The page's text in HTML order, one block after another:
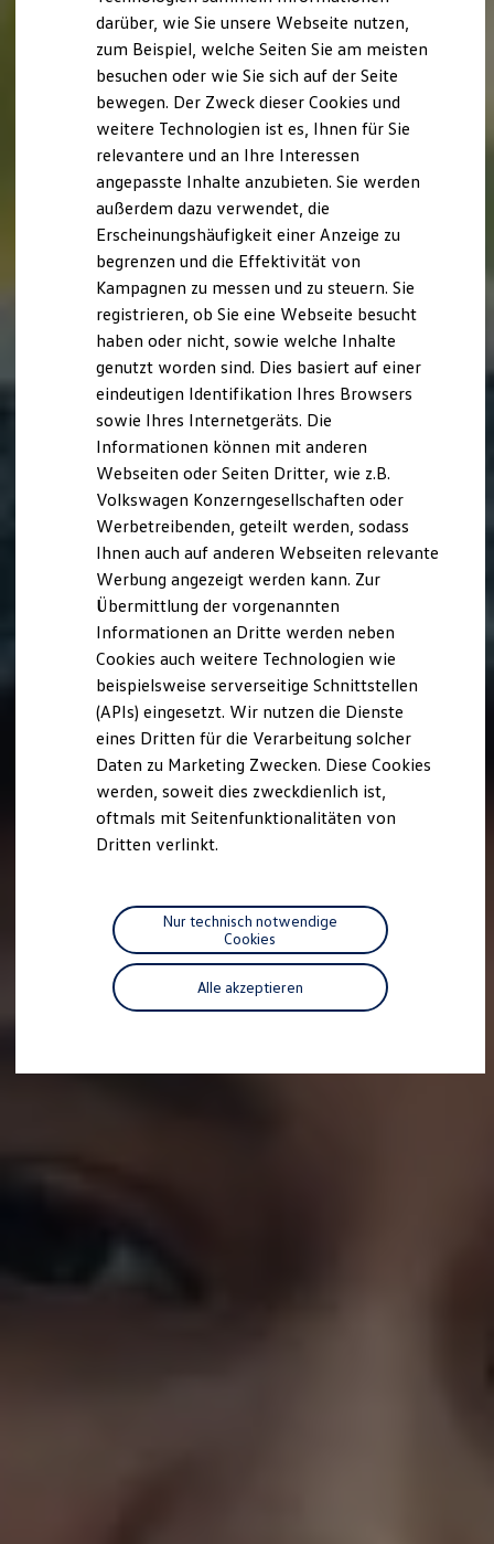
Technologie
Kosten und Kauf
Verbrauchskosten
Kaufoptionen
E-Auto-Förderung
Software und Konnektivität
Die ID. Software 6
ID. Software Versionen und Updates
Digitale Extras
Schnittstellen zu Ihrem ID.
Marke und Erlebnis
Volkswagen R und R Experience
R-Modelle
R Experience
Driving Experience
Volkswagen entdecken
Werkbesichtigung
Lifestyle Shop
T-Roc Kollektion
Golf Kollektion
Volkswagen Kollektion
R-Kollektion
GTI Kollektion
Fußball Drop
we drive football
#wedriveproud
Besitzer und Service
myVolkswagen
Software Updates
Service und Ersatzteile
Inspektion und HU/AU
Reparaturen und Checks
Motorenöl und Flüssigkeiten
Räder und Reifen
Pannen- und Unfallhilfe
Economy Service
Volkswagen Teile
Zubehör
Modellspezifisches Zubehör
Individualisieren
Wallbox und Ladekabel
Digitale Extras
Dienste für Ihr Modell finden
Volkswagen Apps, Login und Shop
Handy und Fahrzeug verbinden
Vorgängermodelle
darüber, wie Sie unsere Webseite nutzen,
zum Beispiel, welche Seiten Sie am meisten
besuchen oder wie Sie sich auf der Seite
bewegen. Der Zweck dieser Cookies und
weitere Technologien ist es, Ihnen für Sie
relevantere und an Ihre Interessen
angepasste Inhalte anzubieten. Sie werden
außerdem dazu verwendet, die
Erscheinungshäufigkeit einer Anzeige zu
begrenzen und die Effektivität von
Kampagnen zu messen und zu steuern. Sie
registrieren, ob Sie eine Webseite besucht
haben oder nicht, sowie welche Inhalte
genutzt worden sind. Dies basiert auf einer
eindeutigen Identifikation Ihres Browsers
sowie Ihres Internetgeräts. Die
Informationen können mit anderen
Webseiten oder Seiten Dritter, wie z.B.
Volkswagen Konzerngesellschaften oder
Werbetreibenden, geteilt werden, sodass
Ihnen auch auf anderen Webseiten relevante
Werbung angezeigt werden kann. Zur
Übermittlung der vorgenannten
Informationen an Dritte werden neben
Cookies auch weitere Technologien wie
beispielsweise serverseitige Schnittstellen
(APIs) eingesetzt. Wir nutzen die Dienste
eines Dritten für die Verarbeitung solcher
Daten zu Marketing Zwecken. Diese Cookies
werden, soweit dies zweckdienlich ist,
oftmals mit Seitenfunktionalitäten von
Dritten verlinkt.
Alle akzeptieren
Nur technisch notwendige
Cookies